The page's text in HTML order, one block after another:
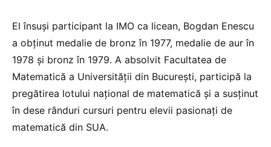
El însuși participant la IMO ca licean, Bogdan Enescu
a obținut medalie de bronz în 1977, medalie de aur în
1978 și bronz în 1979. A absolvit Facultatea de
Matematică a Universității din București, participă la
pregătirea lotului național de matematică și a susținut
în dese rânduri cursuri pentru elevii pasionați de
matematică din SUA.